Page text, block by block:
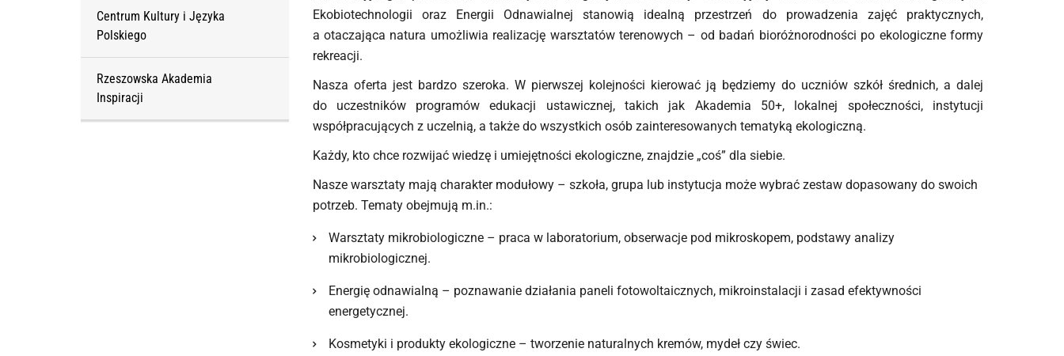
Centrum Kultury i Języka
Polskiego
Rzeszowska Akademia
Inspiracji
Ekobiotechnologii oraz Energii Odnawialnej stanowią idealną przestrzeń do prowadzenia zajęć praktycznych,
a otaczająca natura umożliwia realizację warsztatów terenowych – od badań bioróżnorodności po ekologiczne formy
rekreacji.
Nasza oferta jest bardzo szeroka. W pierwszej kolejności kierować ją będziemy do uczniów szkół średnich, a dalej
do uczestników programów edukacji ustawicznej, takich jak Akademia 50+, lokalnej społeczności, instytucji
współpracujących z uczelnią, a także do wszystkich osób zainteresowanych tematyką ekologiczną.
Każdy, kto chce rozwijać wiedzę i umiejętności ekologiczne, znajdzie „coś” dla siebie.
Nasze warsztaty mają charakter modułowy – szkoła, grupa lub instytucja może wybrać zestaw dopasowany do swoich
potrzeb. Tematy obejmują m.in.:
Warsztaty mikrobiologiczne – praca w laboratorium, obserwacje pod mikroskopem, podstawy analizy
mikrobiologicznej.
Energię odnawialną – poznawanie działania paneli fotowoltaicznych, mikroinstalacji i zasad efektywności
energetycznej.
Kosmetyki i produkty ekologiczne – tworzenie naturalnych kremów, mydeł czy świec.